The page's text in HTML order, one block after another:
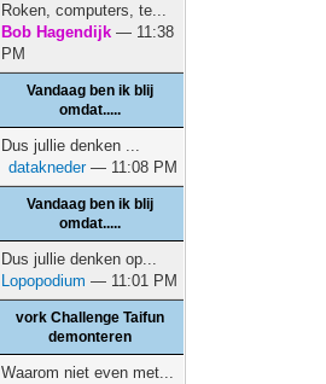
Roken, computers, te...
Bob Hagendijk — 11:38
PM
Vandaag ben ik blij
omdat.....
Dus jullie denken ...
datakneder— 11:08 PM
Vandaag ben ik blij
omdat.....
Dus jullie denken op...
Lopopodium — 11:01 PM
vork Challenge Taifun
demonteren
Waarom niet even met...